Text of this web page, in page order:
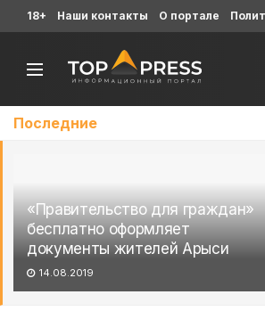
Последние
«Правительство для граждан»
бесплатно оформляет
документы жителей Арыси
14.08.2019
18+ Наши контакты О портале